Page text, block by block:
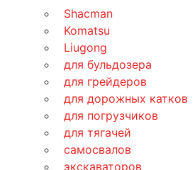
Shacman
Komatsu
Liugong
для бульдозера
для грейдеров
для дорожных катков
для погрузчиков
для тягачей
самосвалов
экскаваторов